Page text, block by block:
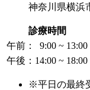
神奈川県横浜
診療時間
午前： 9:00 ~ 13:00
午後：14:00 ~ 18:00
※平日の最終